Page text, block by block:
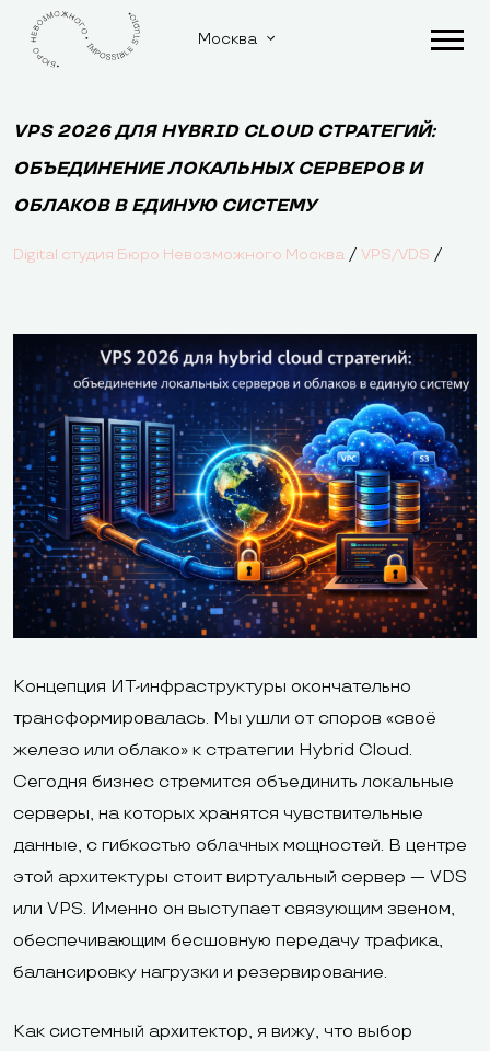
Москва
VPS 2026 ДЛЯ HYBRID CLOUD СТРАТЕГИЙ:
ОБЪЕДИНЕНИЕ ЛОКАЛЬНЫХ СЕРВЕРОВ И
ОБЛАКОВ В ЕДИНУЮ СИСТЕМУ
Digital студия Бюро Невозможного Москва / VPS/VDS /
Концепция ИТ-инфраструктуры окончательно
трансформировалась. Мы ушли от споров «своё
железо или облако» к стратегии Hybrid Cloud.
Сегодня бизнес стремится объединить локальные
серверы, на которых хранятся чувствительные
данные, с гибкостью облачных мощностей. В центре
этой архитектуры стоит виртуальный сервер — VDS
или VPS. Именно он выступает связующим звеном,
обеспечивающим бесшовную передачу трафика,
балансировку нагрузки и резервирование.
Как системный архитектор, я вижу, что выбор